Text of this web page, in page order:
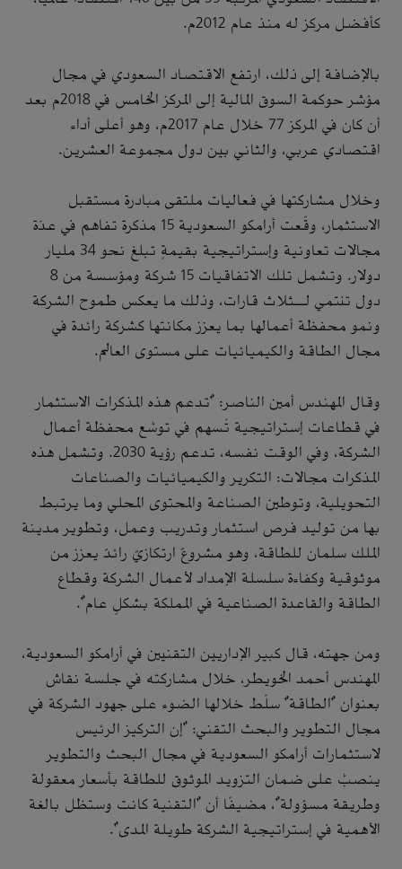
كأفضل مركز له منذ عام 2012م.
بالإضافة إلى ذلك، ارتفع الاقتصاد السعودي في مجال
مؤشر حوكمة السوق المالية إلى المركز الخامس في 2018م بعد
أن كان في المركز 77 خلال عام 2017م، وهو أعلى أداء
اقتصادي عربي، والثاني بين دول مجموعة العشرين.
وخلال مشاركتها في فعاليات ملتقى مبادرة مستقبل
الاستثمار، وقّعت أرامكو السعودية 15 مذكرة تفاهم في عدّة
مجالات تعاونية وإستراتيجية بقيمةٍ تبلغ نحو 34 مليار
دولار. وتشمل تلك الاتفاقيات 15 شركة ومؤسسة من 8
دول تنتمي لـثلاث قارات، وذلك ما يعكس طموح الشركة
ونمو محفظة أعمالها بما يعزز مكانتها كشركة رائدة في
مجال الطاقة والكيميائيات على مستوى العالم.
وقال المهندس أمين الناصر: "تدعم هذه المذكرات الاستثمار
في قطاعات إستراتيجية تُسهم في توسُّع محفظة أعمال
الشركة، وفي الوقت نفسه، تدعم رؤية 2030. وتشمل هذه
المذكرات مجالات: التكرير والكيميائيات والصناعات
التحويلية، وتوطين الصناعة والمحتوى المحلي وما يرتبط
بها من توليد فرص استثمار وتدريب وعمل، وتطوير مدينة
الملك سلمان للطاقة، وهو مشروعٌ ارتكازيٌ رائدٌ يعزز من
موثوقية وكفاءة سلسلة الإمداد لأعمال الشركة وقطاع
الطاقة والقاعدة الصناعية في المملكة بشكلٍ عام".
ومن جهته، قال كبير الإداريين التقنيين في أرامكو السعودية،
المهندس أحمد الخويطر، خلال مشاركته في جلسة نقاش
بعنوان "الطاقة" سلّط خلالها الضوء على جهود الشركة في
مجال التطوير والبحث التقني: "إن التركيز الرئيس
لاستثمارات أرامكو السعودية في مجال البحث والتطوير
ينصبُّ على ضمان التزويد الموثوق للطاقة بأسعار معقولة
وطريقة مسؤولة"، مضيفًا أن "التقنية كانت وستظل بالغة
الأهمية في إستراتيجية الشركة طويلة المدى".